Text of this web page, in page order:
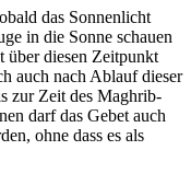
das Sonnenlicht
in die Sonne schauen
über diesen Zeitpunkt
auch nach Ablauf dieser
zur Zeit des Maghrib-
darf das Gebet auch
ohne dass es als